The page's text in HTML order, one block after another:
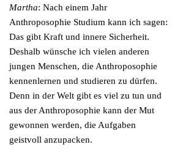
Martha: Nach einem Jahr
Anthroposophie Studium kann ich sagen:
Das gibt Kraft und innere Sicherheit.
Deshalb wünsche ich vielen anderen
jungen Menschen, die Anthroposophie
kennenlernen und studieren zu dürfen.
Denn in der Welt gibt es viel zu tun und
aus der Anthroposophie kann der Mut
gewonnen werden, die Aufgaben
geistvoll anzupacken.